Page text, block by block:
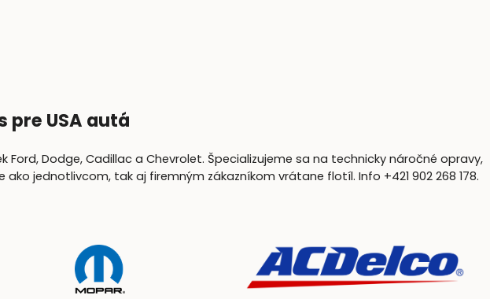
pre USA autá
Dodge, Cadillac a Chevrolet. Špecializujeme sa na technicky náročné opravy,
jednotlivcom, tak aj firemným zákazníkom vrátane flotíl. Info +421 902 268 178.